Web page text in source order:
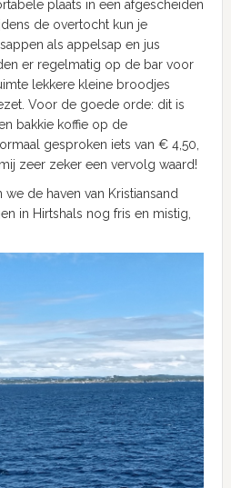
plaats in een afgescheiden
de overtocht kun je
als appelsap en jus
er regelmatig op de bar voor
lekkere kleine broodjes
Voor de goede orde: dit is
bakkie koffie op de
gesproken iets van € 4,50,
zeer zeker een vervolg waard!
we de haven van Kristiansand
in Hirtshals nog fris en mistig,